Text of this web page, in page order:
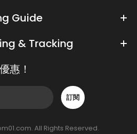
Guide
& Tracking
惠！
訂閱
All Rights Reserved.